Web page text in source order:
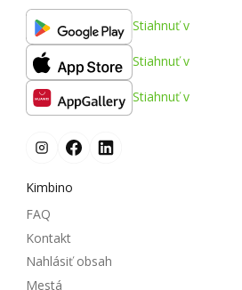
Stiahnuť v
Stiahnuť v
Stiahnuť v
Kimbino
FAQ
Kontakt
Nahlásiť obsah
Mestá